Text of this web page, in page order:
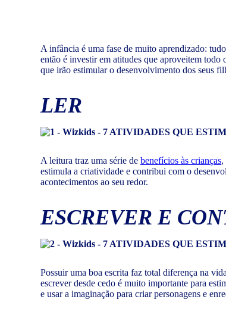
A infância é uma fase de muito aprendizado:
então é investir em atitudes que aproveitem todo
que irão estimular o desenvolvimento dos seus
LER
A leitura traz uma série de benefícios às crianças,
estimula a criatividade e contribui com o
acontecimentos ao seu redor.
ESCREVER E
Possuir uma boa escrita faz total diferença na
escrever desde cedo é muito importante para
e usar a imaginação para criar personagens e